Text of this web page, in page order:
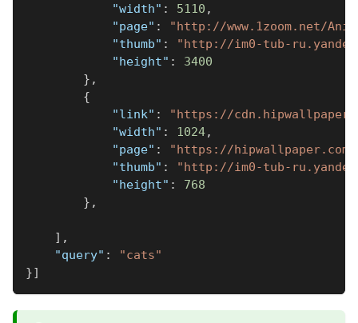
"width" : 5110 ,
"page" :
"http://www.1zoom.net/
"thumb" :
"http://im0-tub-
"height" :
3400
} ,
{
"link" :
"https://
"width" : 1024,
"page" :
"https://
"thumb" :
"http://im0-tub-
"height" :
768
} ,
] ,
"query" :
"cats"
}]